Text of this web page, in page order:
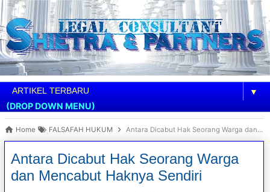
▼
(DROP DOWN MENU)
Home FALSAFAH HUKUM Antara Dicabut Hak Seorang Warga dan Mencabut Haknya Sendiri
Antara Dicabut Hak Seorang Warga
dan Mencabut Haknya Sendiri